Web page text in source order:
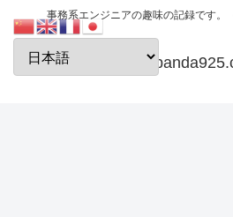
事務系エンジニアの趣味の記録です。